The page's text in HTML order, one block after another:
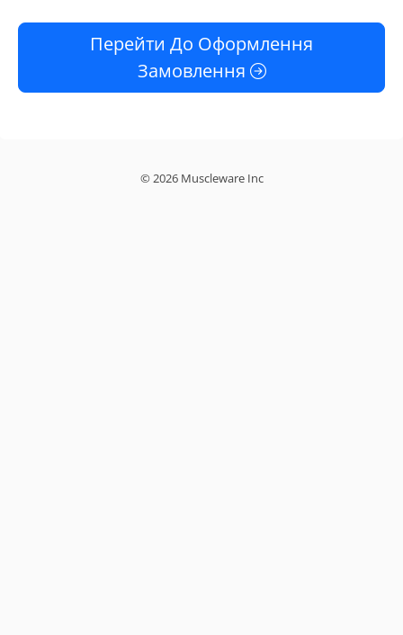
Перейти До Оформлення
Замовлення
© 2026 Muscleware Inc